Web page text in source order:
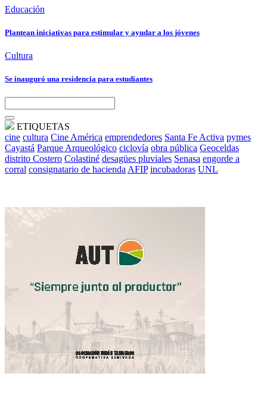
Educación
Plantean iniciativas para estimular y ayudar a los jóvenes
Cultura
Se inauguró una residencia para estudiantes
ETIQUETAS
cine cultura Cine América emprendedores Santa Fe Activa pymes
Cayastá Parque Arqueológico ciclovía obra pública Geoceldas
distrito Costero Colastiné desagües pluviales Senasa engorde a
corral consignatario de hacienda AFIP incubadoras UNL